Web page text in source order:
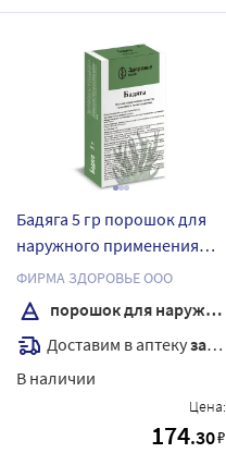
Бадяга 5 гр порошок для
наружного применения
пакет
ФИРМА ЗДОРОВЬЕ ООО
порошок для наружного применения
Доставим в аптекузавтра
В наличии
Цена:
174.30₽